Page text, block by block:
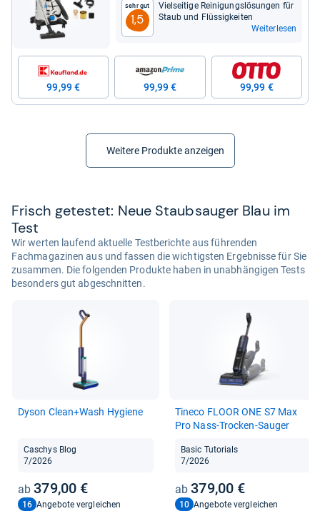
Sehr gut
1,5
Viel­sei­tige Rei­ni­gungs­lö­sun­gen für
Staub und Flüs­sig­kei­ten
Weiterlesen
99,99 € 99,99 € 99,99 €
Weitere Produkte anzeigen
Frisch getes­tet: Neue Staub­sau­ger Blau im
Test
Wir werten laufend aktuelle Testberichte aus führenden
Fachmagazinen aus und fassen die wichtigsten Ergebnisse für Sie
zusammen. Die folgenden Produkte haben in unabhängigen Tests
besonders gut abgeschnitten.
Dyson Clean+Wash Hygiene
Caschys Blog
7/2026
379,00 €
16 Angebote vergleichen
Tineco FLOOR ONE S7 Max
Pro Nass-​Tro­cken-​Sau­ger
Basic Tutorials
7/2026
379,00 €
10 Angebote vergleichen